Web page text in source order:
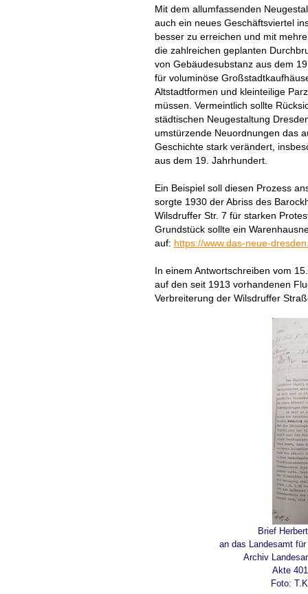
Mit dem allumfassenden
auch ein neues Geschäftsviertel
besser zu erreichen und mit
die zahlreichen geplanten
von Gebäudesubstanz aus dem
für voluminöse
Altstadtformen und kleinteilige
müssen. Vermeintlich sollte
städtischen Neugestaltung
umstürzende Neuordnungen das
Geschichte stark verändert,
aus dem 19. Jahrhundert.
Ein Beispiel soll diesen Prozess
sorgte 1930 der Abriss des
Wilsdruffer Str. 7 für starken
Grundstück sollte ein
auf: https://www.das-neue-
In einem Antwortschreiben vom
auf den seit 1913 vorhandenen
Verbreiterung der Wilsdruffer
Brief
an das Landesamt
Archiv
Akte
Foto: